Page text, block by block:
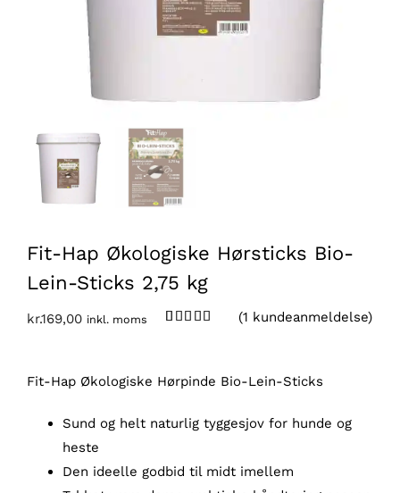
Fit-Hap Økologiske Hørsticks Bio-
Lein-Sticks 2,75 kg
kr.169,00 inkl. moms
baseret på
kundebedømmelse
(1 kundeanmeldelse)
Fit-Hap Økologiske Hørpinde Bio-Lein-Sticks
Sund og helt naturlig tyggesjov for hunde og
heste
Den ideelle godbid til midt imellem